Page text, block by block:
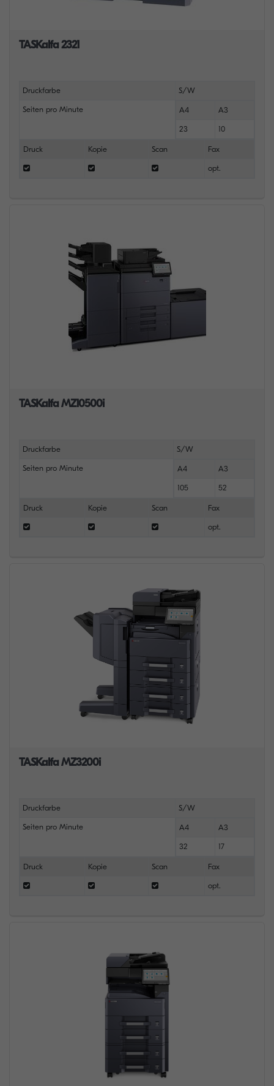
TASKalfa 2321
Druckfarbe S/W
Seiten pro Minute A4 A3
23 10
Druck Kopie Scan Fax
opt.
TASKalfa MZ10500i
Druckfarbe S/W
Seiten pro Minute A4 A3
105 52
Druck Kopie Scan Fax
opt.
TASKalfa MZ3200i
Druckfarbe S/W
Seiten pro Minute A4 A3
32 17
Druck Kopie Scan Fax
opt.